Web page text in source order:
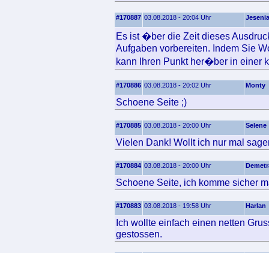
#170887 03.08.2018 - 20:04 Uhr Jesenia
Es ist �ber die Zeit dieses
Aufgaben vorbereiten. Indem Sie
kann Ihren Punkt her�ber in einer
#170886 03.08.2018 - 20:02 Uhr Monty
Schoene Seite ;)
#170885 03.08.2018 - 20:00 Uhr Selene
Vielen Dank! Wollt ich nur mal
#170884 03.08.2018 - 20:00 Uhr
Schoene Seite, ich komme sicher
#170883 03.08.2018 - 19:58 Uhr Harlan
Ich wollte einfach einen netten
gestossen.